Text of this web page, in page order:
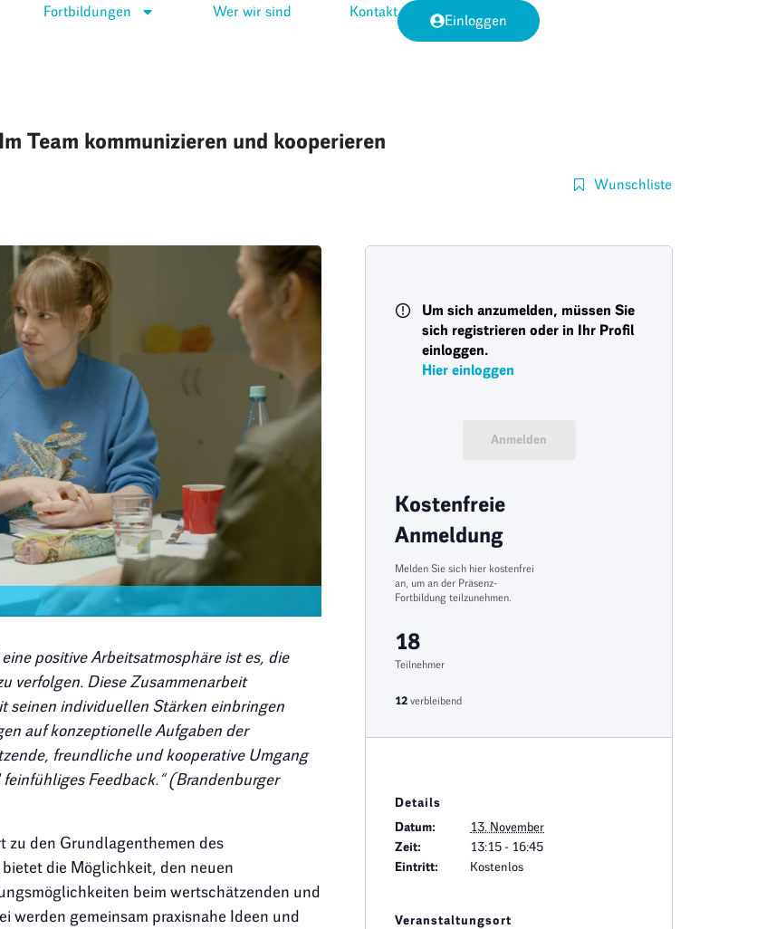
Fortbildungen Wer wir sind Kontakt
Einloggen
Team kommunizieren und kooperieren
Wunschliste
positive Arbeitsatmosphäre ist es, die
verfolgen. Diese Zusammenarbeit
seinen individuellen Stärken einbringen
auf konzeptionelle Aufgaben der
freundliche und kooperative Umgang
Feedback.“ (Brandenburger
zu den Grundlagenthemen des
die Möglichkeit, den neuen
beim wertschätzenden und
werden gemeinsam praxisnahe Ideen und
Um sich anzumelden, müssen Sie
sich registrieren oder in Ihr Profil
einloggen.
Hier einloggen
Kostenfreie
Anmeldung
Melden Sie sich hier kostenfrei
an, um an der Präsenz-
Fortbildung teilzunehmen.
18
Teilnehmer
12 verbleibend
Anmelden
Details
Datum:
13. November
Zeit:
13:15 - 16:45
Eintritt:
Kostenlos
Veranstaltungsort